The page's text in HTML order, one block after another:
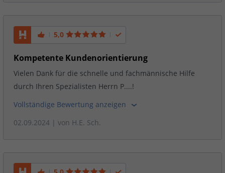
5,0
Kompetente Kundenorientierung
Vielen Dank für die schnelle und fachmännische Hilfe
durch Ihren Spezialisten Herrn P....!
Vollständige Bewertung anzeigen
02.09.2024 | von H.E. Sch.